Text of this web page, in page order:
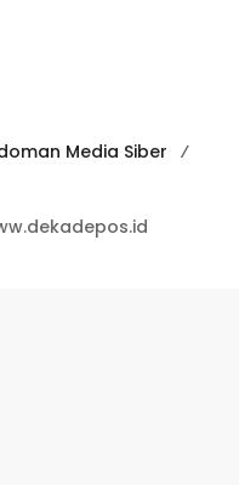
Media Siber